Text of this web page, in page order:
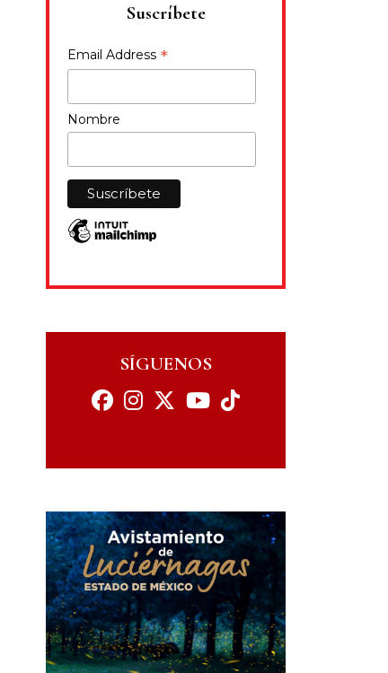
Suscríbete
Email Address *
Nombre
SÍGUENOS